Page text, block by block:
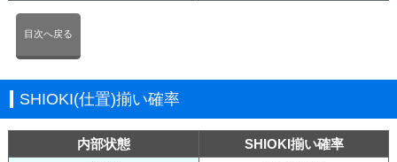
目次へ戻る
SHIOKI(仕置)揃い確率
内部状態
SHIOKI揃い確率